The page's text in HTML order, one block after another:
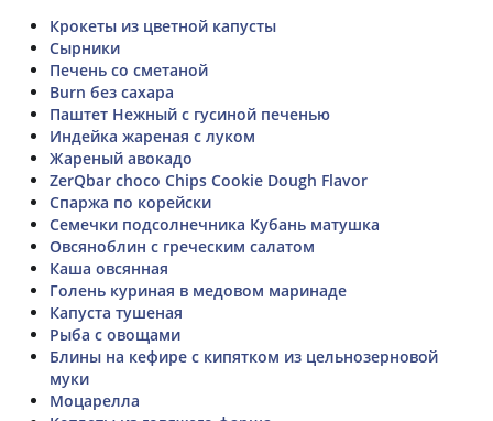
Крокеты из цветной капусты
Сырники
Печень со сметаной
Burn без сахара
Паштет Нежный с гусиной печенью
Индейка жареная с луком
Жареный авокадо
ZerQbar choco Chips Cookie Dough Flavor
Спаржа по корейски
Семечки подсолнечника Кубань матушка
Овсяноблин с греческим салатом
Каша овсянная
Голень куриная в медовом маринаде
Капуста тушеная
Рыба с овощами
Блины на кефире с кипятком из цельнозерновой
муки
Моцарелла